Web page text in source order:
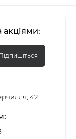
акціями:
Підпишіться
42